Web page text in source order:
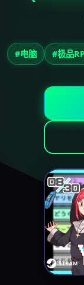
#电脑 #极品